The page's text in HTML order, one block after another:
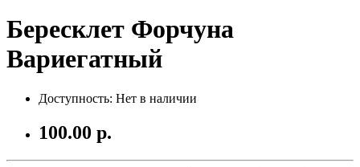
Бересклет Форчуна
Вариегатный
Доступность: Нет в наличии
100.00 р.